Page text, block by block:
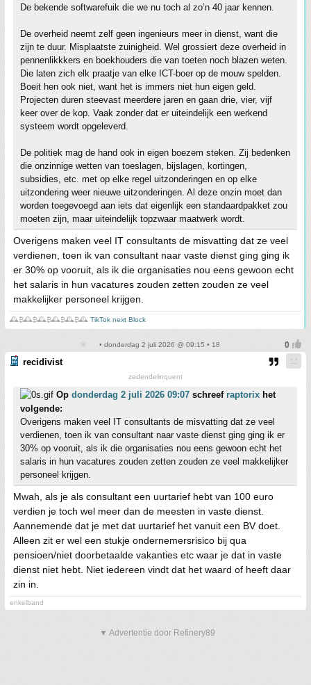
De bekende softwarefuik die we nu toch al zo’n 40 jaar kennen.
De overheid neemt zelf geen ingenieurs meer in dienst, want die
zijn te duur. Misplaatste zuinigheid. Wel grossiert deze overheid in
pennenlikkkers en boekhouders die van toeten noch blazen weten.
Die laten zich elk praatje van elke ICT-boer op de mouw spelden.
Boeit hen ook niet, want het is immers niet hun eigen geld.
Projecten duren steevast meerdere jaren en gaan drie, vier, vijf
keer over de kop. Vaak zonder dat er uiteindelijk een werkend
systeem wordt opgeleverd.
De politiek mag de hand ook in eigen boezem steken. Zij bedenken
die onzinnige wetten van toeslagen, bijslagen, kortingen,
subsidies, etc. met op elke regel uitzonderingen en op elke
uitzondering weer nieuwe uitzonderingen. Al deze onzin moet dan
worden toegevoegd aan iets dat eigenlijk een standaardpakket zou
moeten zijn, maar uiteindelijk topzwaar maatwerk wordt.
Overigens maken veel IT consultants de misvatting dat ze veel
verdienen, toen ik van consultant naar vaste dienst ging ging ik
er 30% op vooruit, als ik die organisaties nou eens gewoon echt
het salaris in hun vacatures zouden zetten zouden ze veel
makkelijker personeel krijgen.
🕰️₿🕰️₿🕰️₿🕰️₿🕰️₿🕰️ TikTok next Block
• donderdag 2 juli 2026 @ 09:15 • 18
recidivist
zedendelinquent
Op donderdag 2 juli 2026 09:07 schreef raptorix het
volgende:
Overigens maken veel IT consultants de misvatting dat ze veel
verdienen, toen ik van consultant naar vaste dienst ging ging ik er
30% op vooruit, als ik die organisaties nou eens gewoon echt het
salaris in hun vacatures zouden zetten zouden ze veel makkelijker
personeel krijgen.
Mwah, als je als consultant een uurtarief hebt van 100 euro
verdien je toch wel meer dan de meesten in vaste dienst.
Aannemende dat je met dat uurtarief het vanuit een BV doet.
Alleen zit er wel een stukje ondernemersrisico bij qua
pensioen/niet doorbetaalde vakanties etc waar je dat in vaste
dienst niet hebt. Niet iedereen vindt dat het waard of heeft daar
zin in.
enkelband
▼ Advertentie door Refinery89